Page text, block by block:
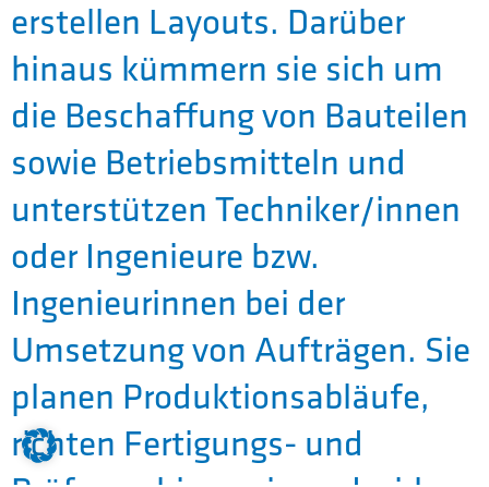
erstellen Layouts. Darüber
hinaus kümmern sie sich um
die Beschaffung von Bauteilen
sowie Betriebsmitteln und
unterstützen Techniker/innen
oder Ingenieure bzw.
Ingenieurinnen bei der
Umsetzung von Aufträgen. Sie
planen Produktionsabläufe,
richten Fertigungs- und